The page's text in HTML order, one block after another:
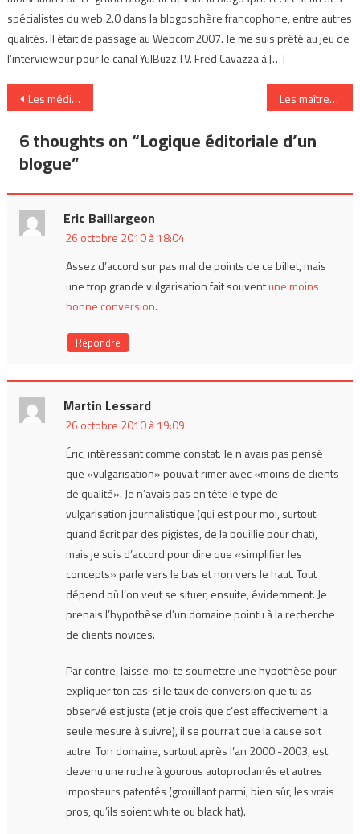
spécialistes du web 2.0 dans la blogosphère francophone, entre autres
qualités. Il était de passage au Webcom2007. Je me suis prêté au jeu de
l’intervieweur pour le canal YulBuzz.TV. Fred Cavazza à […]
Navigation
de
l’article
Les médias sociaux 101 Les maîtres à l’époque des blogues
6 thoughts on “Logique éditoriale d’un
blogue”
Eric Baillargeon
26 octobre 2010 à 18:04
Assez d’accord sur pas mal de points de ce billet, mais
une trop grande vulgarisation fait souventune moins
bonne conversion.
Répondre
Martin Lessard
26 octobre 2010 à 19:09
Éric, intéressant comme constat. Je n’avais pas pensé
que «vulgarisation» pouvait rimer avec «moins de clients
de qualité». Je n’avais pas en tête le type de
vulgarisation journalistique (qui est pour moi, surtout
quand écrit par des pigistes, de la bouillie pour chat),
mais je suis d’accord pour dire que «simplifier les
concepts» parle vers le bas et non vers le haut. Tout
dépend où l’on veut se situer, ensuite, évidemment. Je
prenais l’hypothèse d’un domaine pointu à la recherche
de clients novices.
Par contre, laisse-moi te soumettre une hypothèse pour
expliquer ton cas: si le taux de conversion que tu as
observé est juste (et je crois que c’est effectivement la
seule mesure à suivre), il se pourrait que la cause soit
autre. Ton domaine, surtout après l’an 2000 -2003, est
devenu une ruche à gourous autoproclamés et autres
imposteurs patentés (grouillant parmi, bien sûr, les vrais
pros, qu’ils soient white ou black hat).